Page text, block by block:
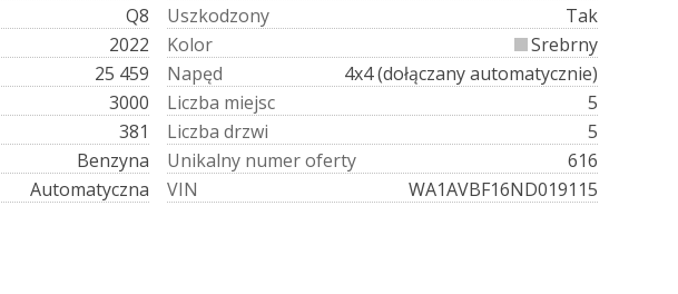
Q8
2022
25 459
3000
381
Benzyna
Automatyczna
Uszkodzony
Tak
Kolor
Srebrny
Napęd
4x4 (dołączany automatycznie)
Liczba miejsc
5
Liczba drzwi
5
Unikalny numeroferty
616
VIN WA1AVBF16ND019115